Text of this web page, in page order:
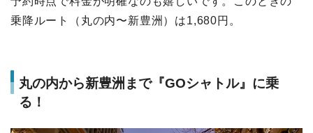
乗降ルート（丸の内〜新豊洲）は1,680円。
丸の内から新豊洲まで『GOシャトル』に乗
る！